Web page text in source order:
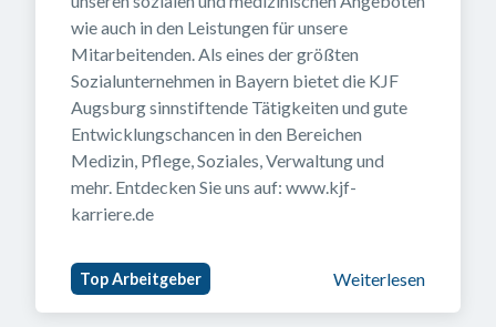
wie auch in den Leistungen für unsere
Mitarbeitenden. Als eines der größten
Sozialunternehmen in Bayern bietet die KJF
Augsburg sinnstiftende Tätigkeiten und gute
Entwicklungschancen in den Bereichen
Medizin, Pflege, Soziales, Verwaltung und
mehr. Entdecken Sie uns auf: www.kjf-
karriere.de
Top Arbeitgeber Weiterlesen